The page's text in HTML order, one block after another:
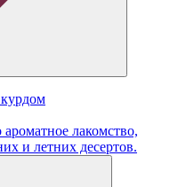
лакомство,
и летних десертов.